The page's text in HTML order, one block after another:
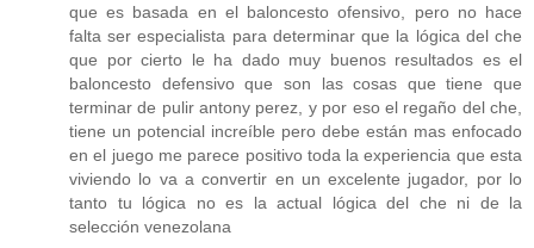
que es basada en el baloncesto ofensivo, pero no hace
falta ser especialista para determinar que la lógica del che
que por cierto le ha dado muy buenos resultados es el
baloncesto defensivo que son las cosas que tiene que
terminar de pulir antony perez, y por eso el regaño del che,
tiene un potencial increíble pero debe están mas enfocado
en el juego me parece positivo toda la experiencia que esta
viviendo lo va a convertir en un excelente jugador, por lo
tanto tu lógica no es la actual lógica del che ni de la
selección venezolana